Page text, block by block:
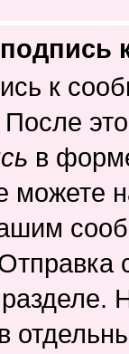
к
в
можете